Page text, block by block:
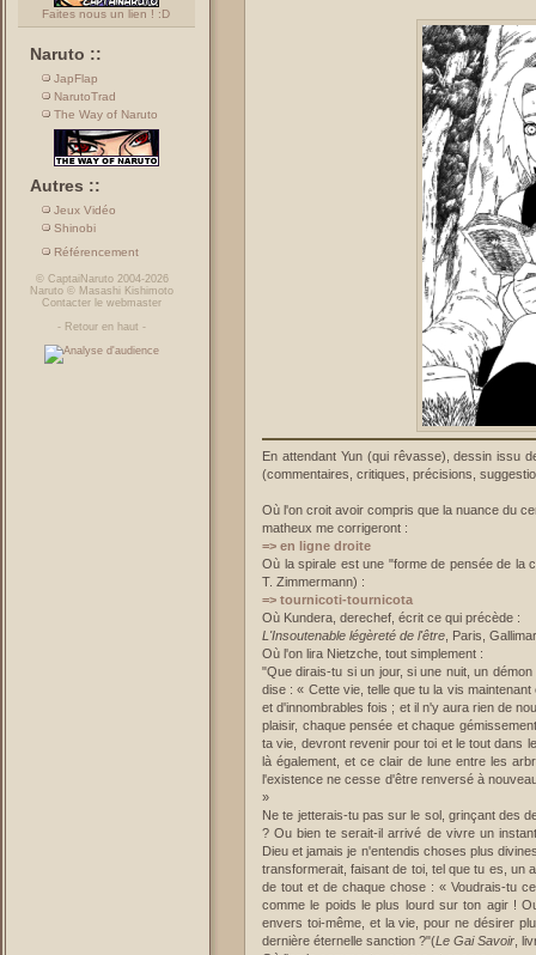
Faites nous un lien ! :D
Naruto ::
JapFlap
NarutoTrad
The Way of Naruto
Autres ::
Jeux Vidéo
Shinobi
Référencement
© CaptaiNaruto2004-2026
Naruto © Masashi Kishimoto
Contacter le webmaster
- Retour en haut -
En attendant Yun (qui rêvasse), dessin issu
(commentaires, critiques, précisions,
Où l'on croit avoir compris que la nuance du
matheux me corrigeront :
=> en ligne droite
Où la spirale est une "forme de pensée de la
T. Zimmermann) :
=> tournicoti-tournicota
Où Kundera, derechef, écrit ce qui précède :
L'Insoutenable légèreté de l'être , Paris,
Où l'on lira Nietzche, tout simplement :
"Que dirais-tu si un jour, si une nuit, un
dise : « Cette vie, telle que tu la vis
et d'innombrables fois ; et il n'y aura rien de
plaisir, chaque pensée et chaque
ta vie, devront revenir pour toi et le tout dans
là également, et ce clair de lune entre les
l'existence ne cesse d'être renversé à
»
Ne te jetterais-tu pas sur le sol, grinçant des
? Ou bien te serait-il arrivé de vivre un
Dieu et jamais je n'entendis choses plus
transformerait, faisant de toi, tel que tu es, un
de tout et de chaque chose : « Voudrais-tu
comme le poids le plus lourd sur ton agir !
envers toi-même, et la vie, pour ne désirer
dernière éternelle sanction ?"(Le Gai Savoir ,